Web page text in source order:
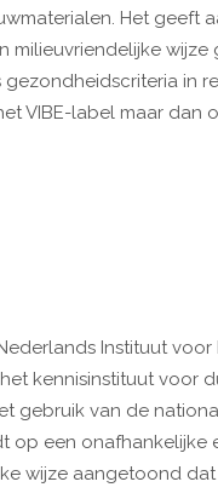
Het geeft
milieuvriendelijke wijze
in
VIBE-label maar dan
Instituut
kennisinstituut voor
gebruik van de
op een onafhankelijke
wijze aangetoond